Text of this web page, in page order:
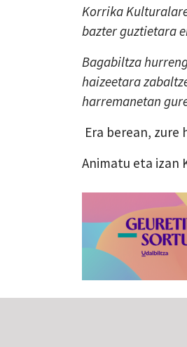
Korrika
bazter guztietara
Bagabiltza
haizeetara
harremanetan
Era berean,
Animatu eta izan